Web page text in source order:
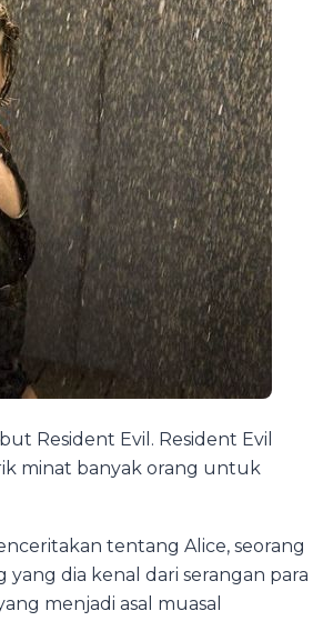
Resident Evil. Resident Evil
minat banyak orang untuk
tentang Alice, seorang
dia kenal dari serangan para
menjadi asal muasal